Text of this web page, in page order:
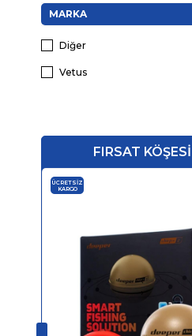
MARKA
Diğer
Vetus
FIRSAT KÖŞESİ
‹
›
ÜCRETSIZ
KARGO